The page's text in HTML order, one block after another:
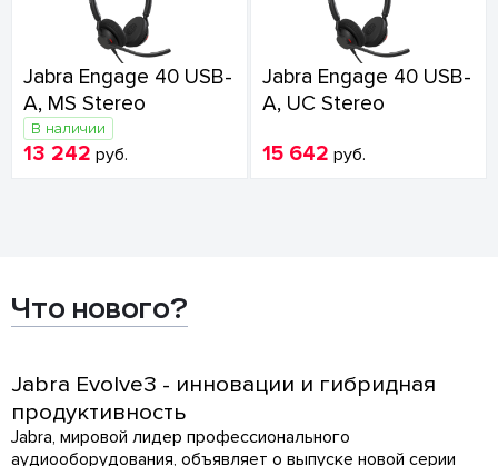
Jabra Engage 40 USB-
A, MS Stereo
В наличии
13 242 руб.
Jabra Engage 40 USB-
A, UC Stereo
15 642 руб.
Что нового?
Jabra Evolve3 - инновации и гибридная
продуктивность
Jabra, мировой лидер профессионального
аудиооборудования, объявляет о выпуске новой серии